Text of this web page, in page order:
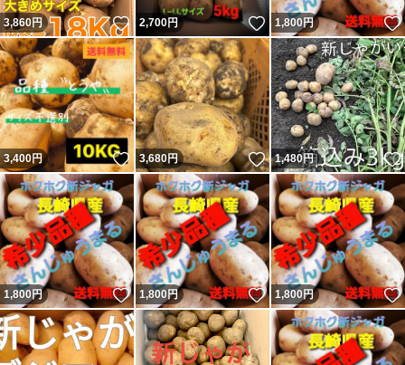
3,860円 いいね！
2,700円 いいね！
1,800 円
3,400円 いいね！
3,680円 いいね！
1,480円
1,800 円 いいね！
1,800 円 いいね！
1,800 円